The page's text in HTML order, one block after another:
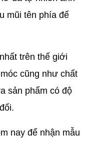
mũi tên phía đế
trên thế giới
cũng như chất
sản phẩm có độ
nay để nhận mẫu